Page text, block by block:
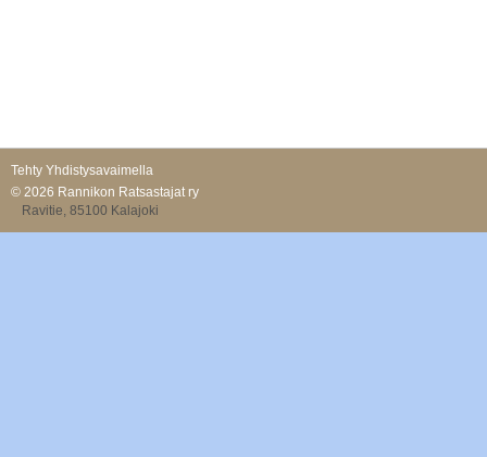
Tehty Yhdistysavaimella
© 2026 Rannikon Ratsastajat ry
Ravitie, 85100 Kalajoki